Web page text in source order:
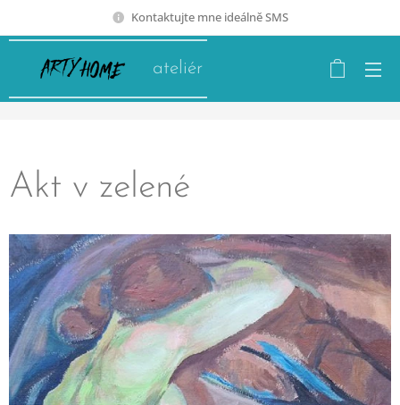
Kontaktujte mne ideálně SMS
ateliér
Akt v zelené